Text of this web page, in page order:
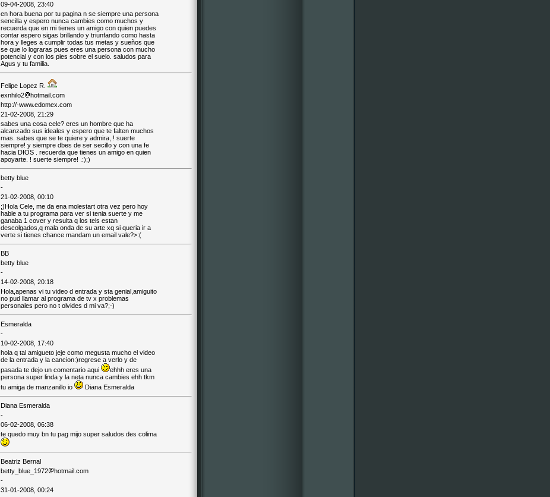
09-04-2008, 23:40
en hora buena por tu pagina n se siempre una persona
sencilla y espero nunca cambies como muchos y
recuerda que en mi tienes un amigo con quien puedes
contar espero sigas brillando y triunfando como hasta
hora y lleges a cumplir todas tus metas y sueños que
se que lo lograras pues eres una persona con mucho
potencial y con los pies sobre el suelo. saludos para
Agus y tu familia.
Felipe Lopez R.
exnhilo2
hotmail.com
http://-www.edomex.com
21-02-2008, 21:29
sabes una cosa cele? eres un hombre que ha
alcanzado sus ideales y espero que te falten muchos
mas. sabes que se te quiere y admira, ! suerte
siempre! y siempre dbes de ser secillo y con una fe
hacia DIOS . recuerda que tienes un amigo en quien
apoyarte. ! suerte siempre! .:);)
betty blue
-
21-02-2008, 00:10
;)Hola Cele, me da ena molestart otra vez pero hoy
hable a tu programa para ver si tenia suerte y me
ganaba 1 cover y resulta q los tels estan
descolgados,q mala onda de su arte xq si queria ir a
verte si tienes chance mandam un email vale?>:(
BB
betty blue
-
14-02-2008, 20:18
Hola,apenas vi tu video d entrada y sta genial,amiguito
no pud llamar al programa de tv x problemas
personales pero no t olvides d mi va?;-)
Esmeralda
-
10-02-2008, 17:40
hola q tal amigueto jeje como megusta mucho el video
de la entrada y la cancion:)regrese a verlo y de
pasada te dejo un comentario aqui
ehhh eres una
persona super linda y la neta nunca cambies ehh tkm
tu amiga de manzanillo io
Diana Esmeralda
Diana Esmeralda
-
06-02-2008, 06:38
te quedo muy bn tu pag mijo super saludos des colima
Beatriz Bernal
betty_blue_1972
hotmail.com
-
31-01-2008, 00:24